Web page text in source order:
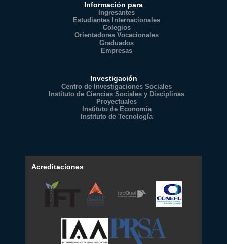
Información para
Ingresantes
Estudiantes Internacionales
Colegios
Orientadores Vocacionales
Graduados
Empresas
Investigación
Centro de Investigaciones Sociales
Instituto de Ciencias Sociales y Disciplinas
Proyectuales
Instituto de Economía
Instituto de Tecnología
Acreditaciones